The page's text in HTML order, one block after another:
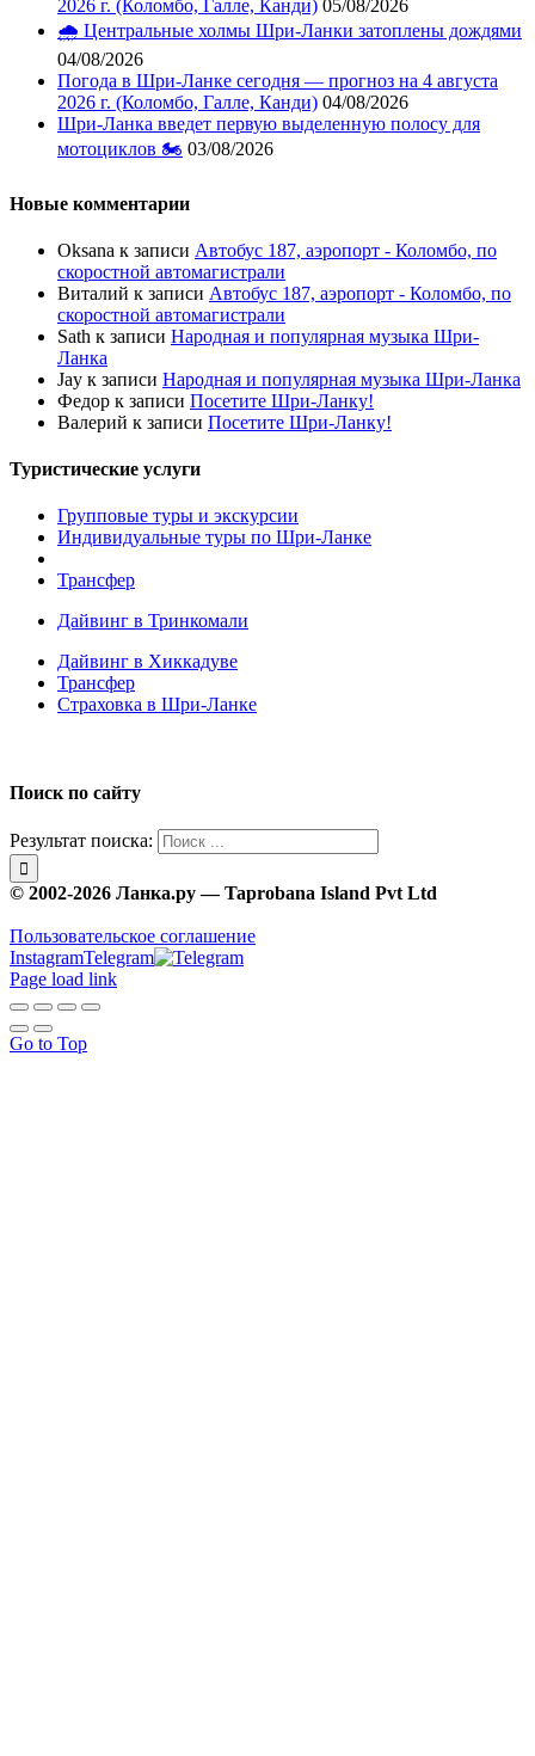
2026 г. (Коломбо, Галле, Канди) 05/08/2026
🌧️ Центральные холмы Шри-Ланки затоплены дождями
04/08/2026
Погода в Шри-Ланке сегодня — прогноз на 4 августа
2026 г. (Коломбо, Галле, Канди) 04/08/2026
Шри-Ланка введет первую выделенную полосу для
мотоциклов 🏍️ 03/08/2026
Новые комментарии
Oksana к записи Автобус 187, аэропорт - Коломбо, по
скоростной автомагистрали
Виталий к записи Автобус 187, аэропорт - Коломбо, по
скоростной автомагистрали
Sath к записи Народная и популярная музыка Шри-
Ланка
Jay к записи Народная и популярная музыка Шри-Ланка
Федор к записи Посетите Шри-Ланку!
Валерий к записи Посетите Шри-Ланку!
Туристические услуги
Групповые туры и экскурсии
Индивидуальные туры по Шри-Ланке
Трансфер
Дайвинг в Тринкомали
Дайвинг в Хиккадуве
Трансфер
Страховка в Шри-Ланке
Поиск по сайту
Результат поиска:
© 2002-2026 Ланка.ру — Taprobana Island Pvt Ltd
Пользовательское соглашение
InstagramTelegram
Page load link
Go to Top